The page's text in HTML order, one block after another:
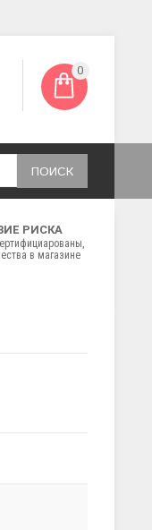
0
ПОИСК
РИСКА
в магазине